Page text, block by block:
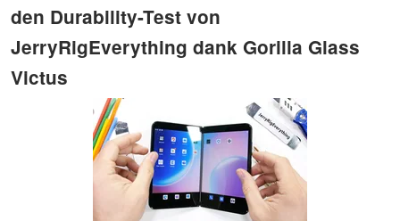
den Durability-Test von
JerryRigEverything dank Gorilla Glass
Victus